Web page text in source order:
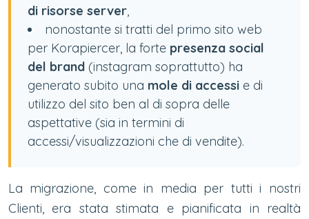
di risorse server,
nonostante si tratti del primo sito web
per Korapiercer, la forte presenza social
del brand (instagram soprattutto) ha
generato subito una mole di accessi e di
utilizzo del sito ben al di sopra delle
aspettative (sia in termini di
accessi/visualizzazioni che di vendite).
La migrazione, come in media per tutti i nostri
Clienti, era stata stimata e pianificata in realtà